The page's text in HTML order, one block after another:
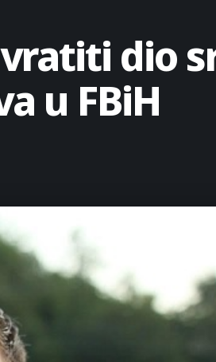
dio
u FBiH